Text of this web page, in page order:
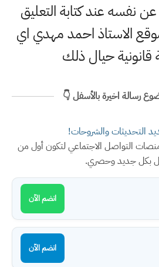
عند كتابة التعليق
الاستاذ احمد مهدي اي
حيال ذلك
رسالة اخيرة بالأسفل 👇
التحديثات والشروحات!
منصات التواصل الاجتماعي لتكون أول من
بكل جديد وحصري.
انضم الآن
انضم الآن